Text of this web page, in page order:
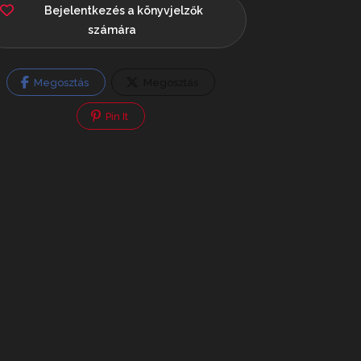
Bejelentkezés a könyvjelzők
számára
Megosztás
Pin It